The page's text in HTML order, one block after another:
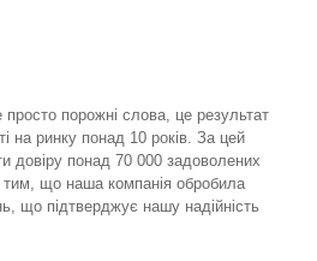
порожні слова, це результат
на ринку понад 10 років. За цей
довіру понад 70 000 задоволених
тим, що наша компанія обробила
що підтверджує нашу надійність